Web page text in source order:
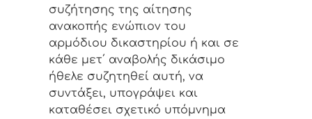
συζήτησης της αίτησης
ανακοπής ενώπιον του
αρμόδιου δικαστηρίου ή και σε
κάθε μετ΄ αναβολής δικάσιμο
ήθελε συζητηθεί αυτή, να
συντάξει, υπογράψει και
καταθέσει σχετικό υπόμνημα